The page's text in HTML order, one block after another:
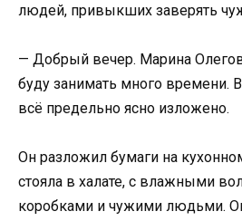
людей, привыкших заверять
— Добрый вечер. Марина
буду занимать много времени.
всё предельно ясно изложено.
Он разложил бумаги на
стояла в халате, с влажными
коробками и чужими людьми.